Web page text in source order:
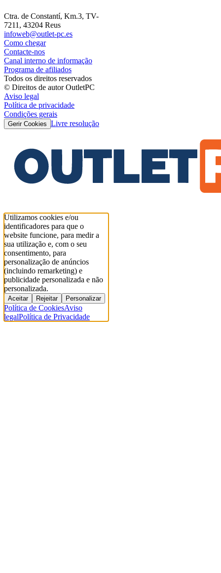
Ctra. de Constantí, Km.3, TV-
7211, 43204 Reus
infoweb@outlet-pc.es
Como chegar
Contacte-nos
Canal interno de informação
Programa de afiliados
Todos os direitos reservados
© Direitos de autor OutletPC
Aviso legal
Política de privacidade
Condições gerais
Gerir Cookies Livre resolução
Utilizamos cookies e/ou
identificadores para que o
website funcione, para medir a
sua utilização e, com o seu
consentimento, para
personalização de anúncios
(incluindo remarketing) e
publicidade personalizada e não
personalizada.
Aceitar Rejeitar Personalizar
Política de CookiesAviso
legalPolítica de Privacidade